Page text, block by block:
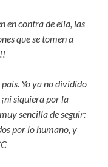
en contra de ella, las
que se tomen a
Yo ya no dividido
siquiera por la
sencilla de seguir:
por lo humano, y